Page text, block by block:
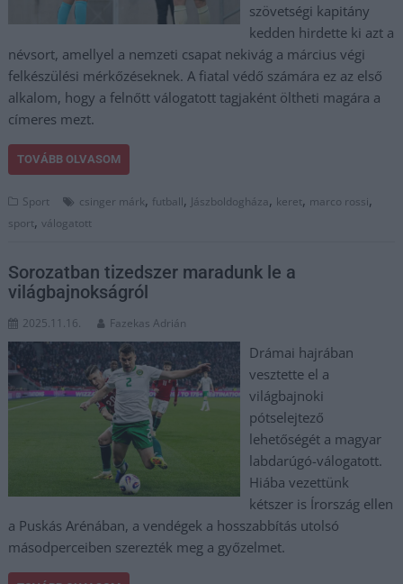
szövetségi kapitány
kedden hirdette ki azt a
névsort, amellyel a nemzeti csapat nekivág a március végi
felkészülési mérkőzéseknek. A fiatal védő számára ez az első
alkalom, hogy a felnőtt válogatott tagjaként öltheti magára a
címeres mezt.
TOVÁBB OLVASOM
Sport csinger márk, futball, Jászboldogháza, keret, marco rossi,
sport,válogatott
Sorozatban tizedszer maradunk le a
világbajnokságról
2025.11.16. Fazekas Adrián
Drámai hajrában
vesztette el a
világbajnoki
pótselejtező
lehetőségét a magyar
labdarúgó-válogatott.
Hiába vezettünk
kétszer is Írország ellen
a Puskás Arénában, a vendégek a hosszabbítás utolsó
másodperceiben szerezték meg a győzelmet.